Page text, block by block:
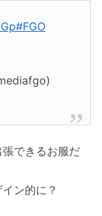
#FGO
できるお服だ
ン的に？